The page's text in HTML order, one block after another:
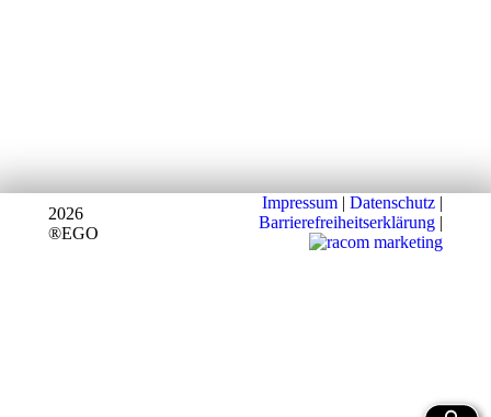
2026
®EGO
Impressum | Datenschutz |
Barrierefreiheitserklärung |